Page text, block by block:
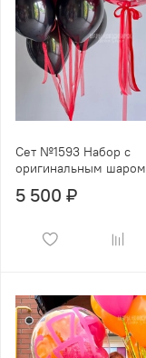
Сет №1593 Набор с
оригинальным шаром
5 500 ₽